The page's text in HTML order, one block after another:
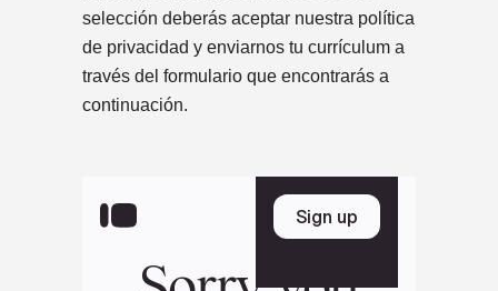
selección deberás aceptar nuestra política
de privacidad y enviarnos tu currículum a
través del formulario que encontrarás a
continuación.